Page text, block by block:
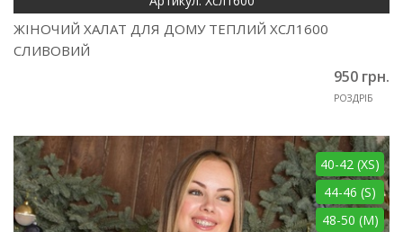
ЖІНОЧИЙ ХАЛАТ ДЛЯ ДОМУ ТЕПЛИЙ ХСЛ1600
СЛИВОВИЙ
950 грн.
РОЗДРІБ
40-42 (XS)
44-46 (S)
48-50 (M)